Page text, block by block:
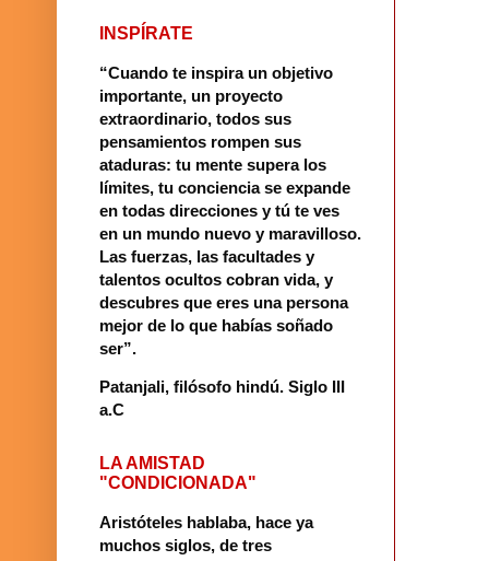
INSPÍRATE
“Cuando te inspira un objetivo
importante, un proyecto
extraordinario, todos sus
pensamientos rompen sus
ataduras: tu mente supera los
límites, tu conciencia se expande
en todas direcciones y tú te ves
en un mundo nuevo y maravilloso.
Las fuerzas, las facultades y
talentos ocultos cobran vida, y
descubres que eres una persona
mejor de lo que habías soñado
ser”.
Patanjali, filósofo hindú. Siglo III
a.C
LA AMISTAD
"CONDICIONADA"
Aristóteles hablaba, hace ya
muchos siglos, de tres